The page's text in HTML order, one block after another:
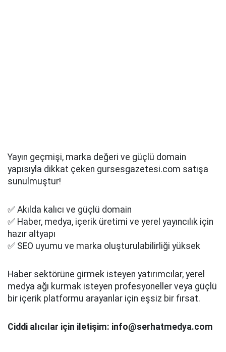
Yayın geçmişi, marka değeri ve güçlü domain
yapısıyla dikkat çeken gursesgazetesi.com satışa
sunulmuştur!
✅ Akılda kalıcı ve güçlü domain
✅ Haber, medya, içerik üretimi ve yerel yayıncılık için
hazır altyapı
✅ SEO uyumu ve marka oluşturulabilirliği yüksek
Haber sektörüne girmek isteyen yatırımcılar, yerel
medya ağı kurmak isteyen profesyoneller veya güçlü
bir içerik platformu arayanlar için eşsiz bir fırsat.
Ciddi alıcılar için iletişim: info@serhatmedya.com